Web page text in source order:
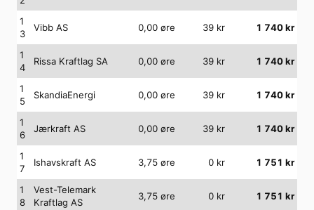
1
3
Vibb AS 0,00 øre 39 kr 1 740kr
1
4
Rissa Kraftlag SA 0,00 øre 39 kr 1 740kr
1
5
SkandiaEnergi 0,00 øre 39 kr 1 740kr
1
6
Jærkraft AS 0,00 øre 39 kr 1 740kr
1
7
Ishavskraft AS 3,75 øre 0 kr 1 751 kr
1
8
Vest-Telemark
Kraftlag AS
3,75 øre 0 kr 1 751 kr